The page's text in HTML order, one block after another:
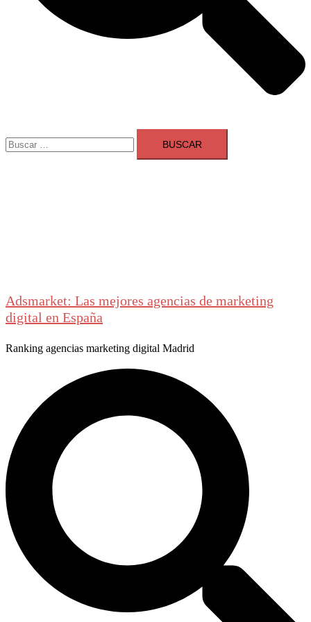
Buscar:
Adsmarket: Las mejores agencias de marketing
digital en España
Ranking agencias marketing digital Madrid